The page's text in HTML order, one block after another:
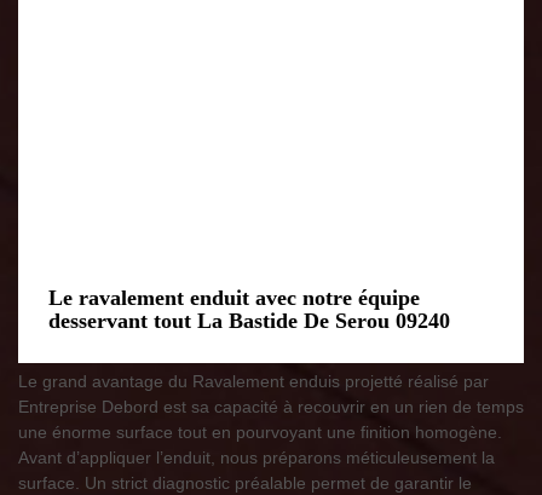
Le ravalement enduit avec notre équipe
desservant tout La Bastide De Serou 09240
Le grand avantage du Ravalement enduis projetté réalisé par
Entreprise Debord est sa capacité à recouvrir en un rien de temps
une énorme surface tout en pourvoyant une finition homogène.
Avant d’appliquer l’enduit, nous préparons méticuleusement la
surface. Un strict diagnostic préalable permet de garantir le